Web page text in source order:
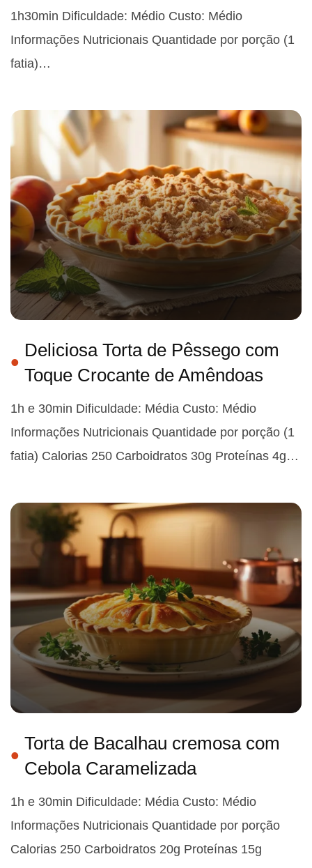
1h30min Dificuldade: Médio Custo: Médio
Informações Nutricionais Quantidade por porção (1
fatia)…
Deliciosa Torta de Pêssego com
Toque Crocante de Amêndoas
1h e 30min Dificuldade: Média Custo: Médio
Informações Nutricionais Quantidade por porção (1
fatia) Calorias 250 Carboidratos 30g Proteínas 4g…
Torta de Bacalhau cremosa com
Cebola Caramelizada
1h e 30min Dificuldade: Média Custo: Médio
Informações Nutricionais Quantidade por porção
Calorias 250 Carboidratos 20g Proteínas 15g